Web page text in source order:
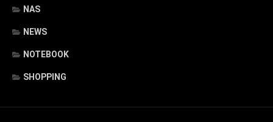
NAS
NEWS
NOTEBOOK
SHOPPING